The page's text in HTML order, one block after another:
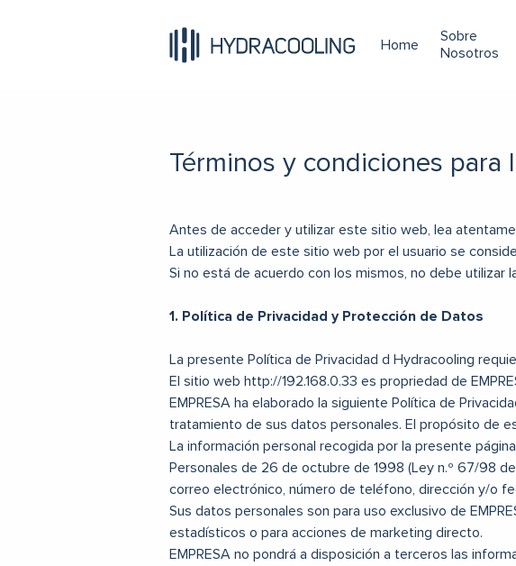
Home
Sobre
Nosotros
Términos y condiciones
Antes de acceder y utilizar este sitio web, lea
La utilización de este sitio web por el usuario se
Si no está de acuerdo con los mismos, no debe utilizar
1. Política de Privacidad y Protección de Datos
La presente Política de Privacidad d Hydracooling
El sitio web http://192.168.0.33 es propriedad de
EMPRESA ha elaborado la siguiente Política de
tratamiento de sus datos personales. El propósito de
La información personal recogida por la presente
Personales de 26 de octubre de 1998 (Ley n.º 67/98
correo electrónico, número de teléfono, dirección y/o
Sus datos personales son para uso exclusivo de
estadísticos o para acciones de marketing directo.
EMPRESA no pondrá a disposición a terceros las